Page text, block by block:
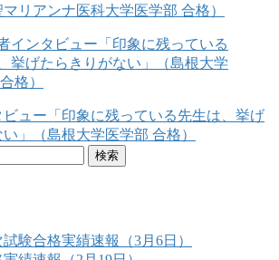
リアンナ医科大学医学部 合格）
ュー「印象に残っている先生は、挙げ
」（島根大学医学部 合格）
験合格実績速報（3月6日）